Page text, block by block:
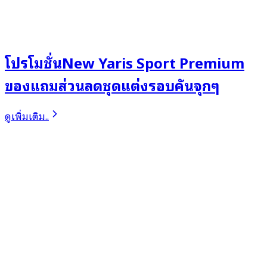
โปรโมชั่นNew Yaris Sport Premium
ของแถมส่วนลดชุดแต่งรอบคันจุกๆ
ดูเพิ่มเติม..